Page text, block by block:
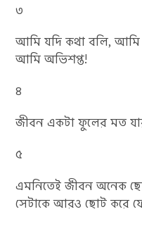
৩
আমি যদি কথা বলি, আমি
আমি অভিশপ্ত!
৪
জীবন একটা ফুলের মত
৫
এমনিতেই জীবন অনেক
সেটাকে আরও ছোট করে